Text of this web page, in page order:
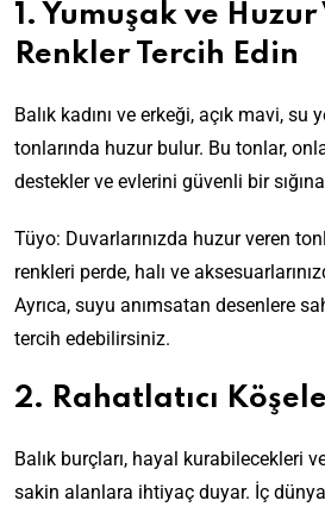
1. Yumuşak ve Huzur
Renkler Tercih Edin
Balık kadını ve erkeği, açık mavi, su
tonlarında huzur bulur. Bu tonlar,
destekler ve evlerini güvenli bir
Tüyo: Duvarlarınızda huzur veren
renkleri perde, halı ve
Ayrıca, suyu anımsatan desenlere
tercih edebilirsiniz.
2. Rahatlatıcı
Balık burçları, hayal kurabilecekleri
sakin alanlara ihtiyaç duyar. İç